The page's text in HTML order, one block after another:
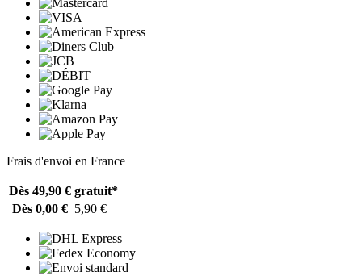
Frais d'envoi en France
Dès 49,90 € gratuit*
Dès 0,00 € 5,90 €